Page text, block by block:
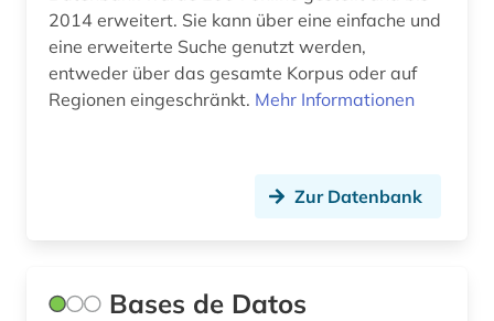
katalonien (2)
katholische kirche (1)
kognitive linguistik (1)
2014 erweitert. Sie kann über eine einfache und
eine erweiterte Suche genutzt werden,
entweder über das gesamte Korpus oder auf
Regionen eingeschränkt. Mehr Informationen
Zur Datenbank
Bases de Datos